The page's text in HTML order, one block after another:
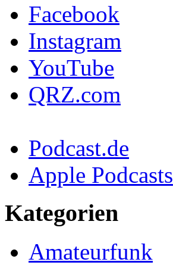
Facebook
Instagram
YouTube
QRZ.com
Podcast.de
Apple Podcasts
Kategorien
Amateurfunk